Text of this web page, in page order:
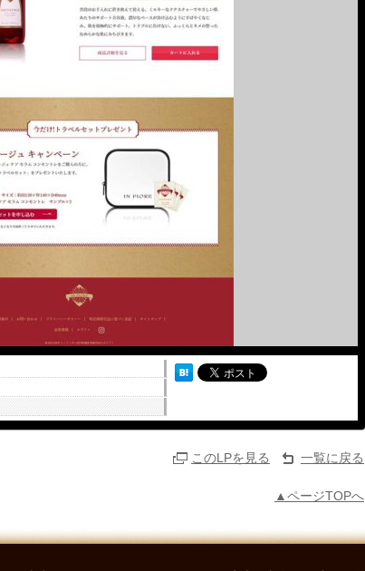
このLPを見る 一覧に戻る
▲ページTOPへ